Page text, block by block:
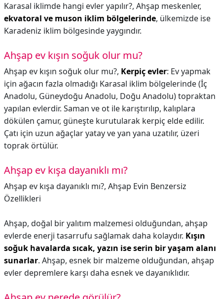
Karasal iklimde hangi evler yapılır?, Ahşap meskenler,
ekvatoral ve muson iklim bölgelerinde, ülkemizde ise
Karadeniz iklim bölgesinde yaygındır.
Ahşap ev kışın soğuk olur mu?
Ahşap ev kışın soğuk olur mu?, Kerpiç evler: Ev yapmak
için ağacın fazla olmadığı Karasal iklim bölgelerinde (İç
Anadolu, Güneydoğu Anadolu, Doğu Anadolu) topraktan
yapılan evlerdir. Saman ve ot ile karıştırılıp, kalıplara
dökülen çamur, güneşte kurutularak kerpiç elde edilir.
Çatı için uzun ağaçlar yatay ve yan yana uzatılır, üzeri
toprak örtülür.
Ahşap ev kışa dayanıklı mı?
Ahşap ev kışa dayanıklı mı?, Ahşap Evin Benzersiz
Özellikleri
Ahşap, doğal bir yalıtım malzemesi olduğundan, ahşap
evlerde enerji tasarrufu sağlamak daha kolaydır. Kışın
soğuk havalarda sıcak, yazın ise serin bir yaşam alanı
sunarlar. Ahşap, esnek bir malzeme olduğundan, ahşap
evler depremlere karşı daha esnek ve dayanıklıdır.